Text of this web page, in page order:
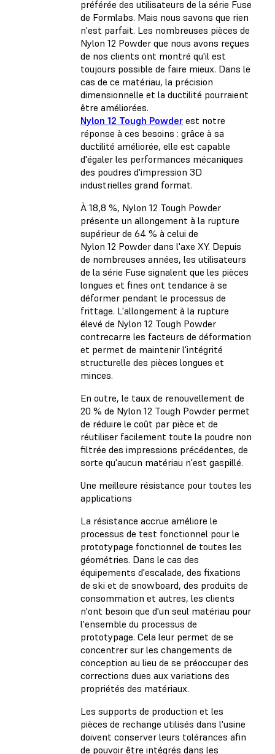
préférée des utilisateurs de la série Fuse
de Formlabs. Mais nous savons que rien
n'est parfait. Les nombreuses pièces de
Nylon 12 Powder que nous avons reçues
de nos clients ont montré qu'il est
toujours possible de faire mieux. Dans le
cas de ce matériau, la précision
dimensionnelle et la ductilité pourraient
être améliorées.
Nylon 12 Tough Powder est notre
réponse à ces besoins : grâce à sa
ductilité améliorée, elle est capable
d'égaler les performances mécaniques
des poudres d'impression 3D
industrielles grand format.
À 18,8 %, Nylon 12 Tough Powder
présente un allongement à la rupture
supérieur de 64 % à celui de
Nylon 12 Powder dans l'axe XY. Depuis
de nombreuses années, les utilisateurs
de la série Fuse signalent que les pièces
longues et fines ont tendance à se
déformer pendant le processus de
frittage. L'allongement à la rupture
élevé de Nylon 12 Tough Powder
contrecarre les facteurs de déformation
et permet de maintenir l'intégrité
structurelle des pièces longues et
minces.
En outre, le taux de renouvellement de
20 % de Nylon 12 Tough Powder permet
de réduire le coût par pièce et de
réutiliser facilement toute la poudre non
filtrée des impressions précédentes, de
sorte qu'aucun matériau n'est gaspillé.
Une meilleure résistance pour toutes les
applications
La résistance accrue améliore le
processus de test fonctionnel pour le
prototypage fonctionnel de toutes les
géométries. Dans le cas des
équipements d'escalade, des fixations
de ski et de snowboard, des produits de
consommation et autres, les clients
n'ont besoin que d'un seul matériau pour
l'ensemble du processus de
prototypage. Cela leur permet de se
concentrer sur les changements de
conception au lieu de se préoccuper des
corrections dues aux variations des
propriétés des matériaux.
Les supports de production et les
pièces de rechange utilisés dans l'usine
doivent conserver leurs tolérances afin
de pouvoir être intégrés dans les